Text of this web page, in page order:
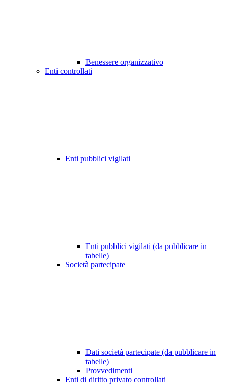
Benessere organizzativo
Enti controllati
Enti pubblici vigilati
Enti pubblici vigilati (da pubblicare in
tabelle)
Società partecipate
Dati società partecipate (da pubblicare in
tabelle)
Provvedimenti
Enti di diritto privato controllati